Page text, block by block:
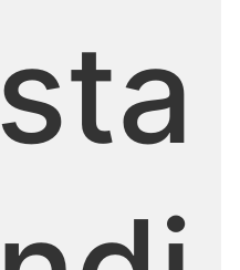
sta